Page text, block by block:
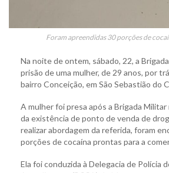
Foram apreendidas 30 porções de
Na noite de ontem, sábado, 22, a
prisão de uma mulher, de 29 anos, por
bairro Conceição, em São Sebastião do
A mulher foi presa após a Brigada
da existência de ponto de venda de
realizar abordagem da referida, foram
porções de cocaína prontas para a
Ela foi conduzida à Delegacia de Polícia